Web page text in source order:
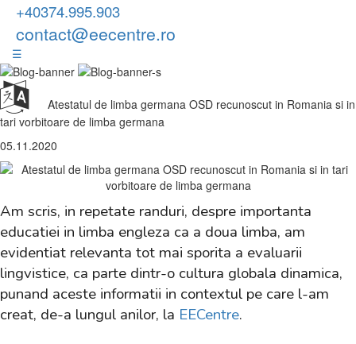
+40374.995.903
contact@eecentre.ro
☰
Atestatul de limba germana OSD recunoscut in Romania si in
tari vorbitoare de limba germana
05.11.2020
Am scris, in repetate randuri, despre importanta
educatiei in limba engleza ca a doua limba, am
evidentiat relevanta tot mai sporita a evaluarii
lingvistice, ca parte dintr-o cultura globala dinamica,
punand aceste informatii in contextul pe care l-am
creat, de-a lungul anilor, la EECentre.